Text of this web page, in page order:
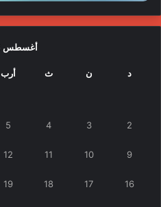
أغسطس 2026
د ن ث أرب
2
3
4
5
9
10
11
12
16
17
18
19